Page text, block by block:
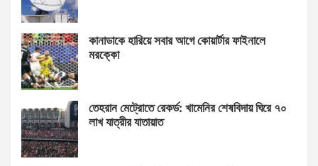
কানাডাকে হারিয়ে সবার আগে কোয়ার্টার ফাইনালে
মরক্কো
তেহরান মেট্রোতে রেকর্ড: খামেনির শেষবিদায় ঘিরে ৭০
লাখ যাত্রীর যাতায়াত